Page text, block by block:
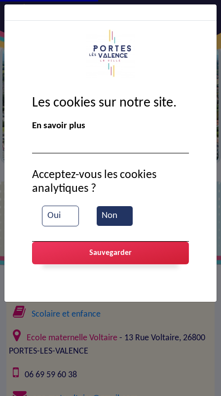
> Contact >APE maternelle Voltaire
APE maternelle Voltaire
Scolaire et enfance
Ecole maternelle Voltaire - 13 Rue Voltaire, 26800
PORTES-LES-VALENCE
06 69 59 60 38
Les cookies sur notre site.
En savoir plus
Oui Non
Acceptez-vous les cookies
analytiques ?
Sauvegarder